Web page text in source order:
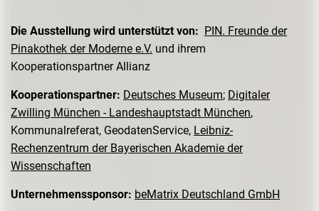
Die Ausstellung wird unterstützt von: PIN. Freunde der
Pinakothek der Moderne e.V. und ihrem
Kooperationspartner Allianz
Kooperationspartner: Deutsches Museum; Digitaler
Zwilling München - Landeshauptstadt München,
Kommunalreferat, GeodatenService, Leibniz-
Rechenzentrum der Bayerischen Akademie der
Wissenschaften
Unternehmenssponsor: beMatrix Deutschland GmbH